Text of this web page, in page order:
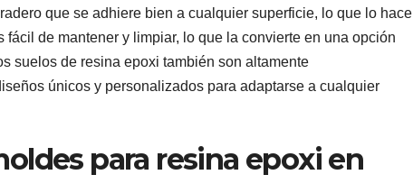
que se adhiere bien a cualquier superficie, lo que lo hace
de mantener y limpiar, lo que la convierte en una opción
suelos de resina epoxi también son altamente
únicos y personalizados para adaptarse a cualquier
para resina epoxi en